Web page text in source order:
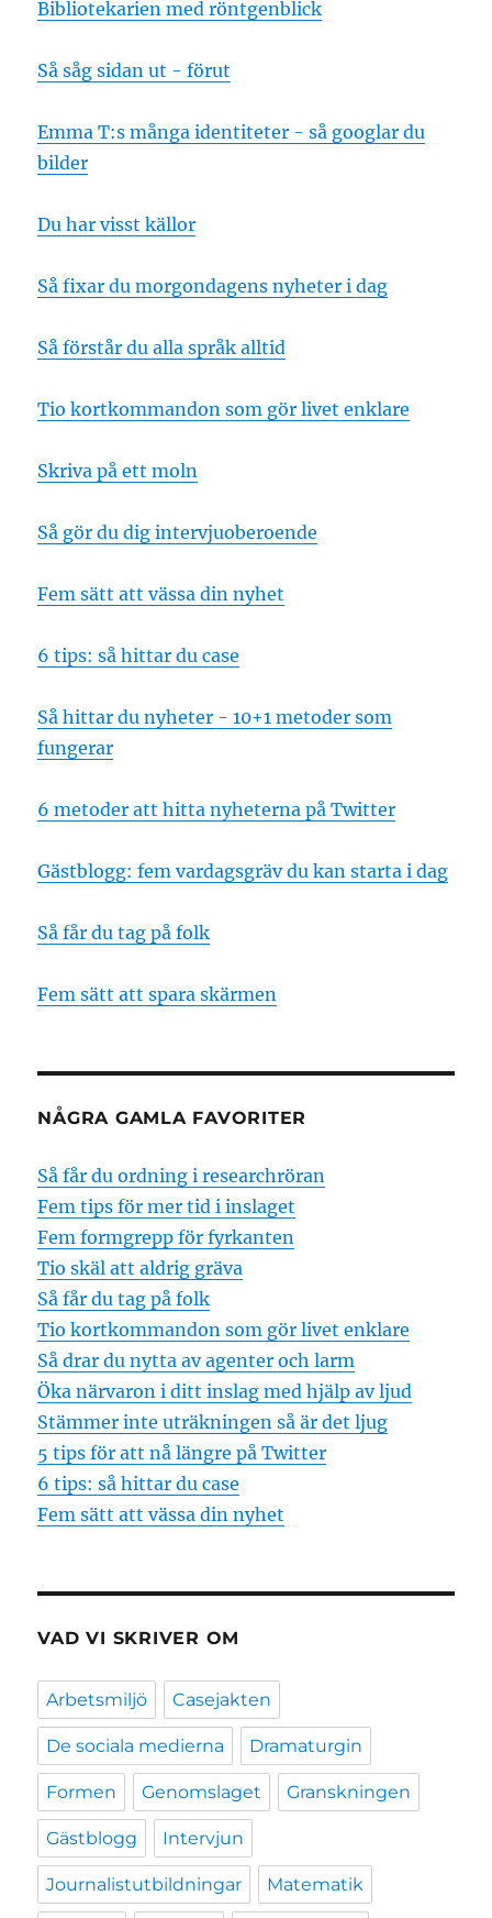
Bibliotekarien med röntgenblick
Så såg sidan ut - förut
Emma T:s många identiteter - så googlar du
bilder
Du har visst källor
Så fixar du morgondagens nyheter i dag
Så förstår du alla språk alltid
Tio kortkommandon som gör livet enklare
Skriva på ett moln
Så gör du dig intervjuoberoende
Fem sätt att vässa din nyhet
6 tips: så hittar du case
Så hittar du nyheter - 10+1 metoder som
fungerar
6 metoder att hitta nyheterna på Twitter
Gästblogg: fem vardagsgräv du kan starta i dag
Så får du tag på folk
Fem sätt att spara skärmen
NÅGRA GAMLA FAVORITER
Så får du ordning i researchröran
Fem tips för mer tid i inslaget
Fem formgrepp för fyrkanten
Tio skäl att aldrig gräva
Så får du tag på folk
Tio kortkommandon som gör livet enklare
Så drar du nytta av agenter och larm
Öka närvaron i ditt inslag med hjälp av ljud
Stämmer inte uträkningen så är det ljug
5 tips för att nå längre på Twitter
6 tips: så hittar du case
Fem sätt att vässa din nyhet
VAD VI SKRIVER OM
Arbetsmiljö Casejakten
De sociala medierna Dramaturgin
Formen Genomslaget Granskningen
Gästblogg Intervjun
Journalistutbildningar Matematik